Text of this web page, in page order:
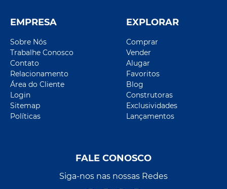
EMPRESA
Sobre Nós
Trabalhe Conosco
Contato
Relacionamento
Área do Cliente
Login
Sitemap
Políticas
EXPLORAR
Comprar
Vender
Alugar
Favoritos
Blog
Construtoras
Exclusividades
Lançamentos
FALE CONOSCO
Siga-nos nas nossas Redes